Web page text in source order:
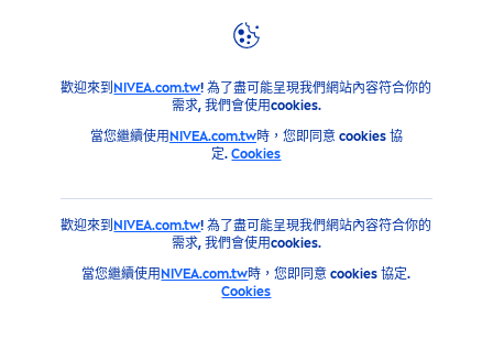
歡迎來到 NIVEA.com.tw! 為了盡可能呈現我們網站內容符合你的
需求, 我們會使用cookies.
當您繼續使用 NIVEA.com.tw時，您即同意 cookies 協
定.Cookies
歡迎來到 NIVEA.com.tw! 為了盡可能呈現我們網站內容符合你的
需求, 我們會使用cookies.
當您繼續使用 NIVEA.com.tw時，您即同意 cookies 協定.
Cookies
建議 常見問題 防曬相關問題？
更多問題？
請填寫線上的聯絡表格與我們聯繫